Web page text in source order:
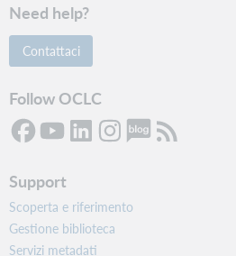
Need help?
Contattaci
Follow OCLC
Support
Scoperta e riferimento
Gestione biblioteca
Servizi metadati